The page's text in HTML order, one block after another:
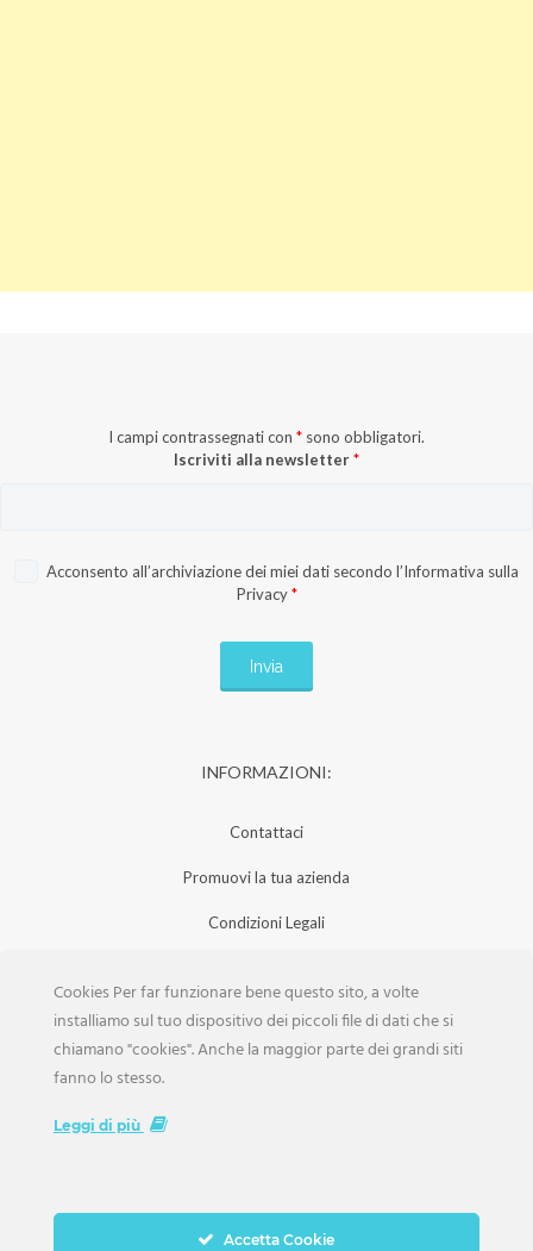
I campi contrassegnati con * sono obbligatori.
Iscriviti alla newsletter*
Acconsento all’archiviazione dei miei dati secondo l’Informativa sulla
Privacy *
INFORMAZIONI:
Contattaci
Promuovi la tua azienda
Condizioni Legali
Iscrizione Aziende
Scarica la Rivista
Cookies Per far funzionare bene questo sito, a volte
installiamo sul tuo dispositivo dei piccoli file di dati che si
chiamano "cookies". Anche la maggior parte dei grandi siti
fanno lo stesso.
Leggi di più
Accetta Cookie